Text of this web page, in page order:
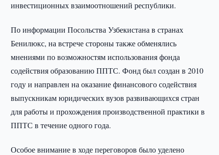
инвестиционных взаимоотношений республики.
По информации Посольства Узбекистана в странах
Бенилюкс, на встрече стороны также обменялись
мнениями по возможностям использования фонда
содействия образованию ППТС. Фонд был создан в 2010
году и направлен на оказание финансового содействия
выпускникам юридических вузов развивающихся стран
для работы и прохождения производственной практики в
ППТС в течение одного года.
Особое внимание в ходе переговоров было уделено